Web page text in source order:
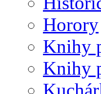
Horory
Knihy
Knihy